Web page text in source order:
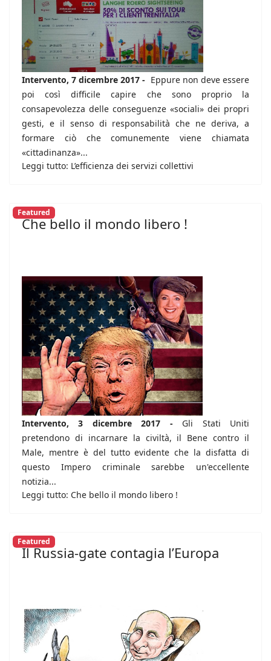
Intervento, 7 dicembre 2017 - Eppure non deve essere
poi così difficile capire che sono proprio la
consapevolezza delle conseguenze «sociali» dei propri
gesti, e il senso di responsabilità che ne deriva, a
formare ciò che comunemente viene chiamata
«cittadinanza»...
Leggi tutto: L’efficienza dei servizi collettivi
Featured
Che bello il mondo libero !
Intervento, 3 dicembre 2017 - Gli Stati Uniti
pretendono di incarnare la civiltà, il Bene contro il
Male, mentre è del tutto evidente che la disfatta di
questo Impero criminale sarebbe un'eccellente
notizia...
Leggi tutto: Che bello il mondo libero !
Featured
Il Russia-gate contagia l’Europa